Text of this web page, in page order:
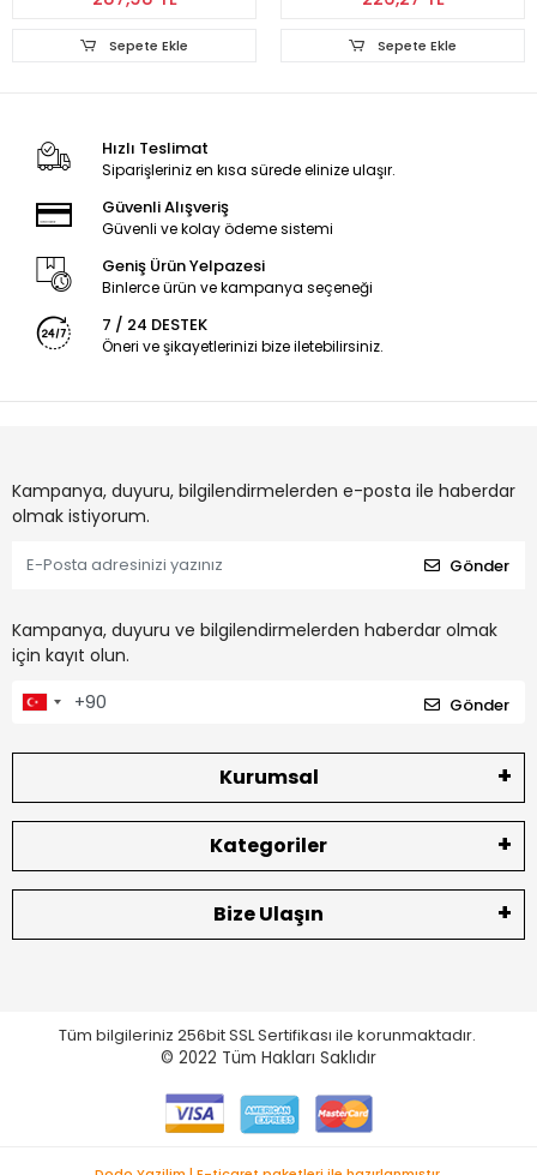
Sepete Ekle Sepete Ekle
Hızlı Teslimat
Siparişleriniz en kısa sürede elinize ulaşır.
Güvenli Alışveriş
Güvenli ve kolay ödeme sistemi
Geniş Ürün Yelpazesi
Binlerce ürün ve kampanya seçeneği
7 / 24 DESTEK
Öneri ve şikayetlerinizi bize iletebilirsiniz.
Kampanya, duyuru, bilgilendirmelerden e-posta ile haberdar
olmak istiyorum.
Gönder
Kampanya, duyuru ve bilgilendirmelerden haberdar olmak
için kayıt olun.
Gönder
Kurumsal
Kategoriler
Bize Ulaşın
Tüm bilgileriniz 256bit SSL Sertifikası ile korunmaktadır.
© 2022 Tüm Hakları Saklıdır